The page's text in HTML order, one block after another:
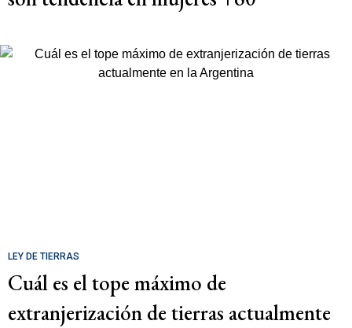
LEY DE TIERRAS
Cuál es el tope máximo de
extranjerización de tierras actualmente